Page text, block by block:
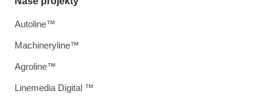
Autoline™
Machineryline™
Agroline™
Linemedia Digital ™